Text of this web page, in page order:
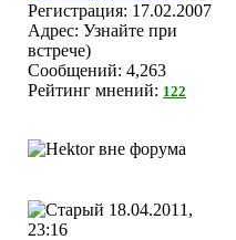
Регистрация: 17.02.2007
Адрес: Узнайте при
встрече)
Сообщений: 4,263
Рейтинг мнений: 122
18.04.2011,
23:16